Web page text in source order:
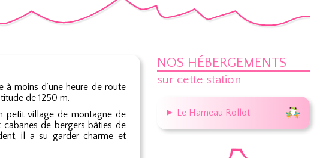
moins d’une heure de route
de 1250 m.
petit village de montagne de
cabanes de bergers bâties de
il a su garder charme et
NOS HÉBERGEMENTS
sur cette station
► Le Hameau Rollot